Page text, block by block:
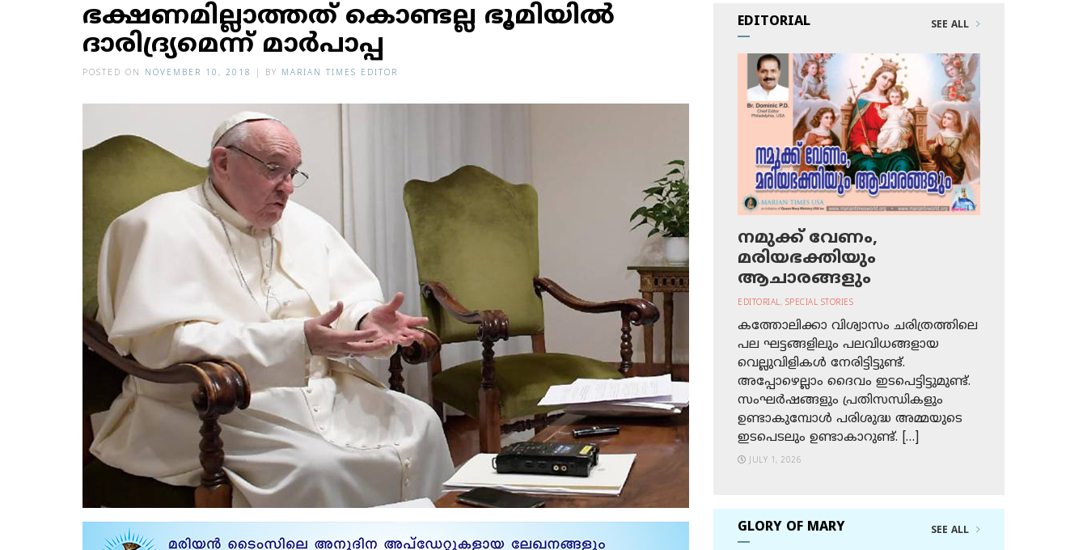
ഭക്ഷണമില്ലാത്തത് കൊണ്ടല്ല ഭൂമിയില്‍
ദാരിദ്ര്യമെന്ന് മാര്‍പാപ്പ
POSTED ON NOVEMBER 10, 2018 BY MARIAN TIMES EDITOR
EDITORIAL SEE ALL
നമുക്ക് വേണം,
മരിയഭക്തിയും
ആചാരങ്ങളും
EDITORIAL, SPECIAL STORIES
കത്തോലിക്കാ വിശ്വാസം ചരിത്രത്തിലെ
പല ഘട്ടങ്ങളിലും പലവിധങ്ങളായ
വെല്ലുവിളികള്‍ നേരിട്ടിട്ടുണ്ട്.
അപ്പോഴെല്ലാം ദൈവം ഇടപെട്ടിട്ടുമുണ്ട്.
സംഘര്‍ഷങ്ങളും പ്രതിസന്ധികളും
ഉണ്ടാകുമ്പോള്‍ പരിശുദ്ധ അമ്മയുടെ
ഇടപെടലും ഉണ്ടാകാറുണ്ട്. […]
JULY 1, 2026
GLORY OF MARY SEE ALL